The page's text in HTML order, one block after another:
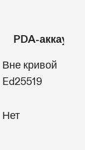
PDA-аккаунт
Вне кривой
Ed25519
Нет